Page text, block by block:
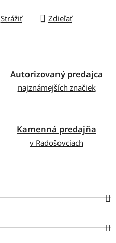
Strážiť Zdieľať
Autorizovaný predajca
najznámejších značiek
Kamenná predajňa
v Radošovciach